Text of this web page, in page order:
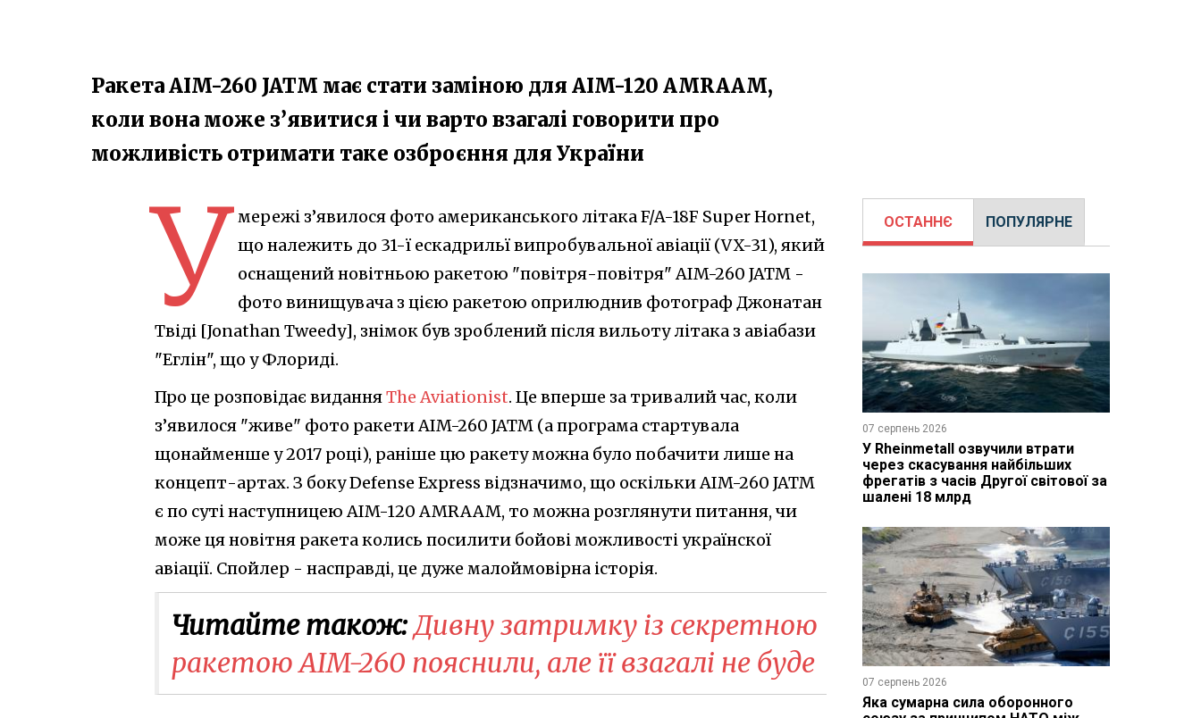
Ракета AIM-260 JATM має стати заміною для AIM-120 AMRAAM,
коли вона може з’явитися і чи варто взагалі говорити про
можливість отримати таке озброєння для України
У мережі з’явилося фото американського літака F/A-18F Super Hornet,
що належить до 31-ї ескадрильї випробувальної авіації (VX-31), який
оснащений новітньою ракетою "повітря-повітря" AIM-260 JATM -
фото винищувача з цією ракетою оприлюднив фотограф Джонатан
Твіді [Jonathan Tweedy], знімок був зроблений після вильоту літака з авіабази
"Еглін", що у Флориді.
Про це розповідає виданняThe Aviationist. Це вперше за тривалий час, коли
з’явилося "живе" фото ракети AIM-260 JATM (а програма стартувала
щонайменше у 2017 році), раніше цю ракету можна було побачити лише на
концепт-артах. З боку Defense Express відзначимо, що оскільки AIM-260 JATM
є по суті наступницею AIM-120 AMRAAM, то можна розглянути питання, чи
може ця новітня ракета колись посилити бойові можливості українскої
авіації. Спойлер - насправді, це дуже малоймовірна історія.
Читайте також:Дивну затримку із секретною
ракетою AIM-260 пояснили, але її взагалі не буде
ОСТАННЄ ПОПУЛЯРНЕ
07 серпень 2026
У Rheinmetall озвучили втрати
через скасування найбільших
фрегатів з часів Другої світової за
шалені 18 млрд
07 серпень 2026
Яка сумарна сила оборонного